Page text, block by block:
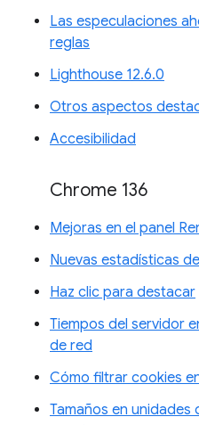
Las especulaciones
reglas
Lighthouse 12.6.0
Otros aspectos
Accesibilidad
Chrome 136
Mejoras en el panel
Nuevas estadísticas
Haz clic para destacar
Tiempos del servidor
de red
Cómo filtrar cookies
Tamaños en